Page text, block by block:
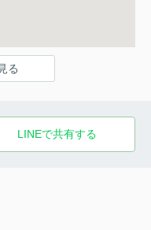
る
LINEで共有する